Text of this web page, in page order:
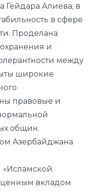
Гейдара Алиева, в
в сфере
Проделана
и
между
широкие
правовые и
общин.
Азербайджана
«Исламской
ценным вкладом